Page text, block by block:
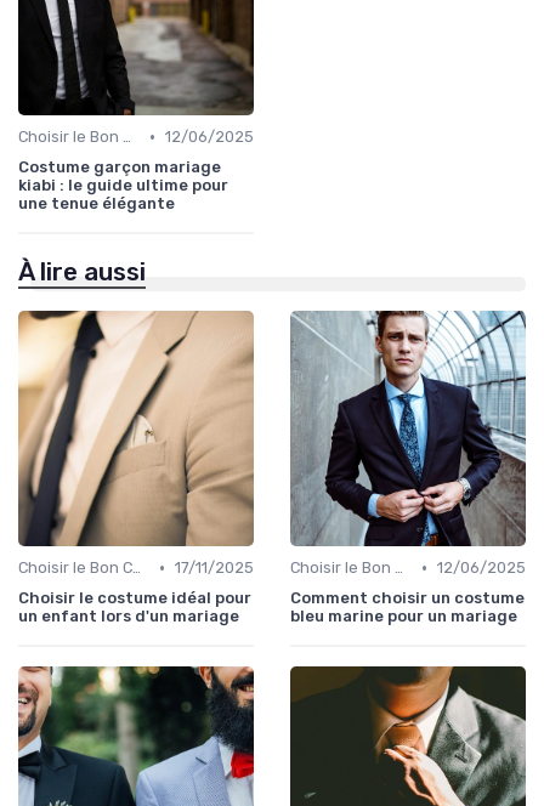
Choisir le Bon Costume • 12/06/2025
Costume garçon mariage
kiabi : le guide ultime pour
une tenue élégante
À lire aussi
Choisir le Bon Costume • 17/11/2025
Choisir le costume idéal pour
un enfant lors d'un mariage
Choisir le Bon Costume • 12/06/2025
Comment choisir un costume
bleu marine pour un mariage